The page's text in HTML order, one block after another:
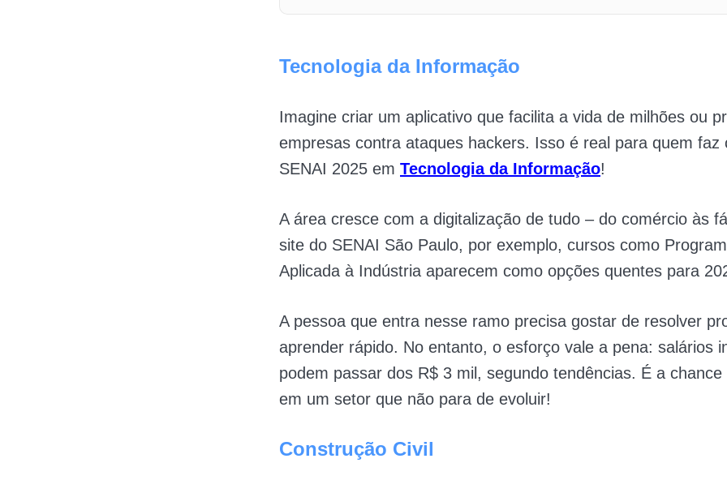
Tecnologia da Informação
Imagine criar um aplicativo que facilita a vida de milhões ou
empresas contra ataques hackers. Isso é real para quem faz
SENAI 2025 em Tecnologia da Informação!
A área cresce com a digitalização de tudo – do comércio às
site do SENAI São Paulo, por exemplo, cursos como
Aplicada à Indústria aparecem como opções quentes para
A pessoa que entra nesse ramo precisa gostar de resolver
aprender rápido. No entanto, o esforço vale a pena: salários
podem passar dos R$ 3 mil, segundo tendências. É a chance
em um setor que não para de evoluir!
Construção Civil